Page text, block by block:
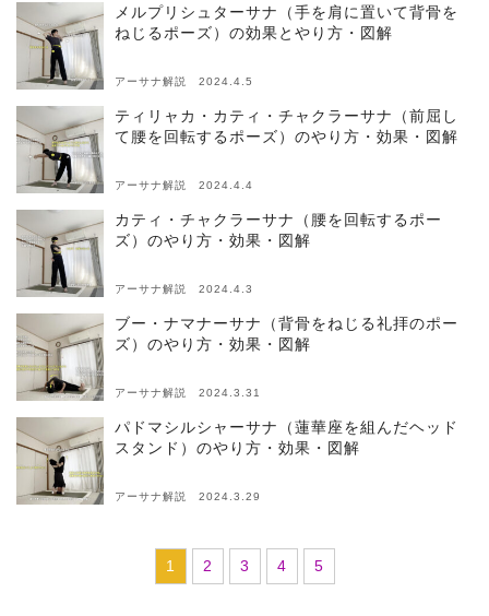
メルプリシュターサナ（手を肩に置いて背骨を
ねじるポーズ）の効果とやり方・図解
アーサナ解説 2024.4.5
ティリャカ・カティ・チャクラーサナ（前屈し
て腰を回転するポーズ）のやり方・効果・図解
アーサナ解説 2024.4.4
カティ・チャクラーサナ（腰を回転するポー
ズ）のやり方・効果・図解
アーサナ解説 2024.4.3
ブー・ナマナーサナ（背骨をねじる礼拝のポー
ズ）のやり方・効果・図解
アーサナ解説 2024.3.31
パドマシルシャーサナ（蓮華座を組んだヘッド
スタンド）のやり方・効果・図解
アーサナ解説 2024.3.29
1 2 3 4 5